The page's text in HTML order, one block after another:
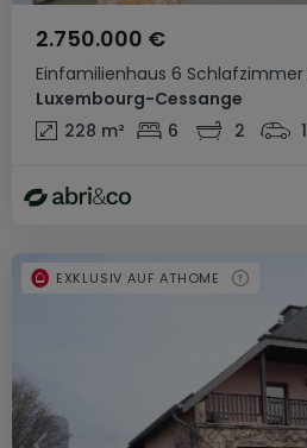
Einfamilienhaus 6 Schlafzimmer
Luxembourg-Cessange
2.750.000 €
228 m² 6 2 1
EXKLUSIV AUF ATHOME